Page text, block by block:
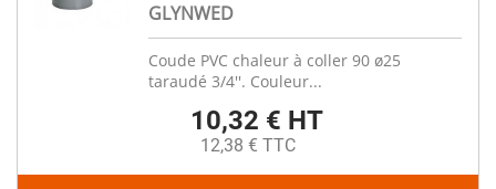
GLYNWED
Coude PVC chaleur à coller 90 ø25
taraudé 3/4''. Couleur...
10,32 € HT
12,38 € TTC